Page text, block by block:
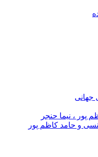
حنجر
کاظم پور